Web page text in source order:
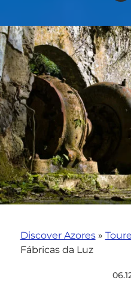
Discover Azores»
Fábricas da Luz